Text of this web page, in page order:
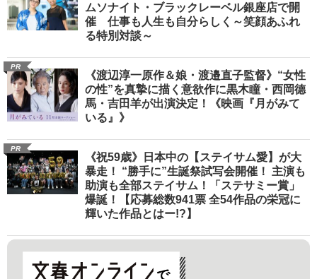
ムソナイト・ブラックレーベル銀座店で開
催 仕事も人生も自分らしく～笑顔あふれ
る特別対談～
PR
《渡辺淳一原作＆娘・渡邉直子監督》“女性
の性”を真摯に描く意欲作に黒木瞳・西岡德
馬・吉田羊が出演決定！《映画『月がみて
いる』》
PR
《祝59歳》日本中の【ステイサム愛】が大
暴走！ “勝手に”生誕祭試写会開催！ 主演も
助演も全部ステイサム！「ステサミー賞」
爆誕！【応募総数941票 全54作品の栄冠に
輝いた作品とはー!?】